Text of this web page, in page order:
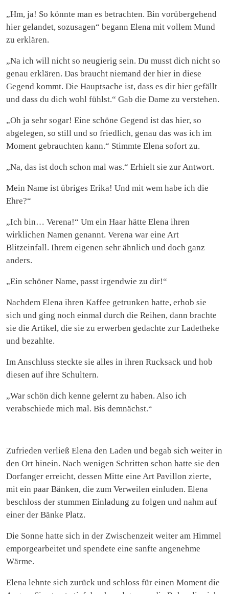
„Hm, ja! So könnte man es betrachten. Bin vorübergehend
hier gelandet, sozusagen“ begann Elena mit vollem Mund
zu erklären.
„Na ich will nicht so neugierig sein. Du musst dich nicht so
genau erklären. Das braucht niemand der hier in diese
Gegend kommt. Die Hauptsache ist, dass es dir hier gefällt
und dass du dich wohl fühlst.“ Gab die Dame zu verstehen.
„Oh ja sehr sogar! Eine schöne Gegend ist das hier, so
abgelegen, so still und so friedlich, genau das was ich im
Moment gebrauchten kann.“ Stimmte Elena sofort zu.
„Na, das ist doch schon mal was.“ Erhielt sie zur Antwort.
Mein Name ist übriges Erika! Und mit wem habe ich die
Ehre?“
„Ich bin… Verena!“ Um ein Haar hätte Elena ihren
wirklichen Namen genannt. Verena war eine Art
Blitzeinfall. Ihrem eigenen sehr ähnlich und doch ganz
anders.
„Ein schöner Name, passt irgendwie zu dir!“
Nachdem Elena ihren Kaffee getrunken hatte, erhob sie
sich und ging noch einmal durch die Reihen, dann brachte
sie die Artikel, die sie zu erwerben gedachte zur Ladetheke
und bezahlte.
Im Anschluss steckte sie alles in ihren Rucksack und hob
diesen auf ihre Schultern.
„War schön dich kenne gelernt zu haben. Also ich
verabschiede mich mal. Bis demnächst.“
Zufrieden verließ Elena den Laden und begab sich weiter in
den Ort hinein. Nach wenigen Schritten schon hatte sie den
Dorfanger erreicht, dessen Mitte eine Art Pavillon zierte,
mit ein paar Bänken, die zum Verweilen einluden. Elena
beschloss der stummen Einladung zu folgen und nahm auf
einer der Bänke Platz.
Die Sonne hatte sich in der Zwischenzeit weiter am Himmel
emporgearbeitet und spendete eine sanfte angenehme
Wärme.
Elena lehnte sich zurück und schloss für einen Moment die